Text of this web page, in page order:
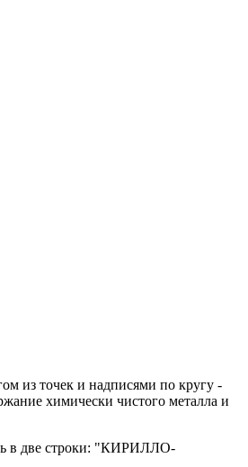
из точек и надписями по кругу -
химически чистого металла и
в две строки: "КИРИЛЛО-